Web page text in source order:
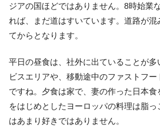
ジアの国ほどではありません。8時始業
れば、まだ道はすいています。道路が
てからとなります。
平日の昼食は、社外に出ていることが
ビスエリアや、移動途中のファストフ
ですね。夕食は家で、妻の作った日本
をはじめとしたヨーロッパの料理は脂
はあまり好きではありません。